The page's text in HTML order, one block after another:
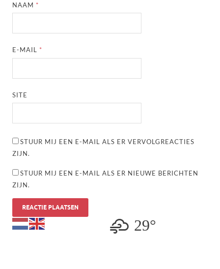
NAAM *
E-MAIL *
SITE
STUUR MIJ EEN E-MAIL ALS ER VERVOLGREACTIES
ZIJN.
STUUR MIJ EEN E-MAIL ALS ER NIEUWE BERICHTEN
ZIJN.
29°